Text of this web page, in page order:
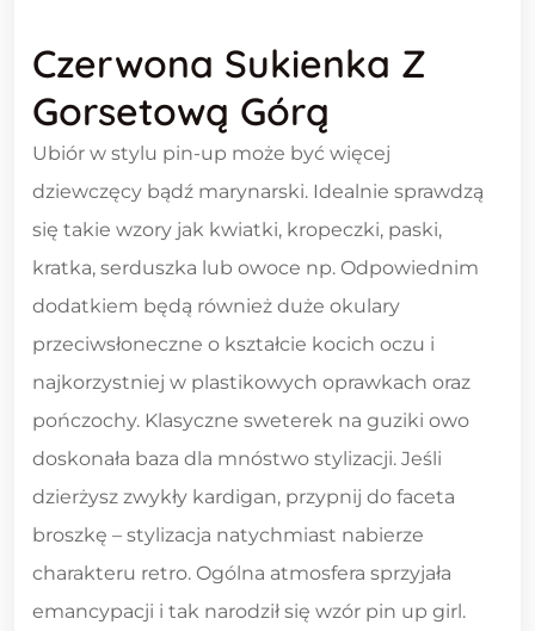
Czerwona Sukienka Z
Gorsetową Górą
Ubiór w stylu pin-up może być więcej
dziewczęcy bądź marynarski. Idealnie sprawdzą
się takie wzory jak kwiatki, kropeczki, paski,
kratka, serduszka lub owoce np. Odpowiednim
dodatkiem będą również duże okulary
przeciwsłoneczne o kształcie kocich oczu i
najkorzystniej w plastikowych oprawkach oraz
pończochy. Klasyczne sweterek na guziki owo
doskonała baza dla mnóstwo stylizacji. Jeśli
dzierżysz zwykły kardigan, przypnij do faceta
broszkę – stylizacja natychmiast nabierze
charakteru retro. Ogólna atmosfera sprzyjała
emancypacji i tak narodził się wzór pin up girl.